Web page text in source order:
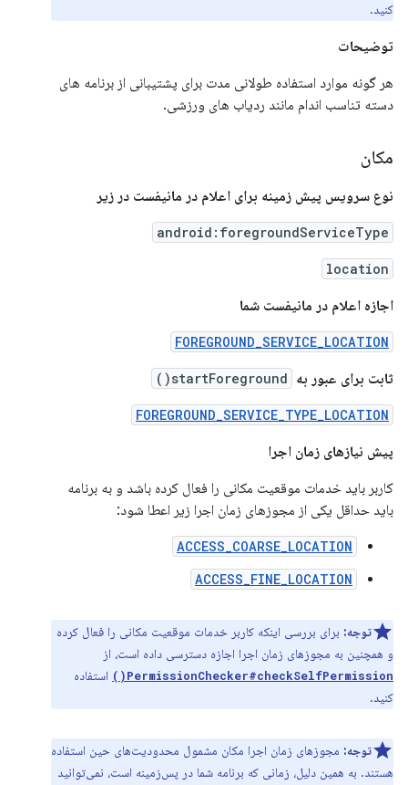
کنید.
توضیحات
هر گونه موارد استفاده طولانی مدت برای پشتیبانی از برنامه های
دسته تناسب اندام مانند ردیاب های ورزشی.
مکان
نوع سرویس پیش زمینه برای اعلام در مانیفست در زیر
android:foregroundServiceType
location
اجازه اعلام در مانیفست شما
FOREGROUND_SERVICE_LOCATION
ثابت برای عبور به startForeground()
FOREGROUND_SERVICE_TYPE_LOCATION
پیش نیازهای زمان اجرا
کاربر باید خدمات موقعیت مکانی را فعال کرده باشد و به برنامه
باید حداقل یکی از مجوزهای زمان اجرا زیر اعطا شود:
ACCESS_COARSE_LOCATION
ACCESS_FINE_LOCATION
توجه: برای بررسی اینکه کاربر خدمات موقعیت مکانی را فعال کرده
و همچنین به مجوزهای زمان اجرا اجازه دسترسی داده است، از
PermissionChecker#checkSelfPermission()
استفاده
کنید.
توجه: مجوزهای زمان اجرا مکان مشمول محدودیت‌های حین استفاده
هستند. به همین دلیل، زمانی که برنامه شما در پس‌زمینه است، نمی‌توانید